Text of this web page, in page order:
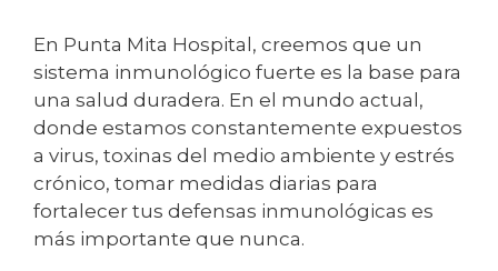
En Punta Mita Hospital, creemos que un
sistema inmunológico fuerte es la base para
una salud duradera. En el mundo actual,
donde estamos constantemente expuestos
a virus, toxinas del medio ambiente y estrés
crónico, tomar medidas diarias para
fortalecer tus defensas inmunológicas es
más importante que nunca.